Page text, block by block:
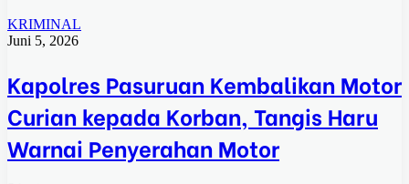
KRIMINAL
Juni 5, 2026
Kapolres Pasuruan Kembalikan Motor
Curian kepada Korban, Tangis Haru
Warnai Penyerahan Motor